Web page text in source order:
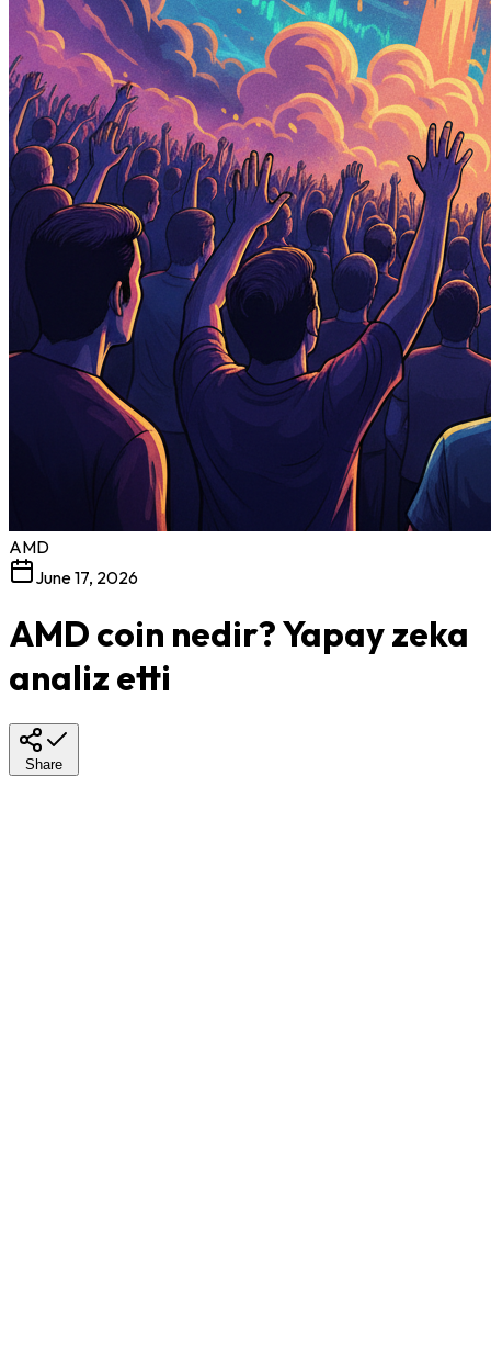
AMD
June 17, 2026
AMD coin nedir? Yapay zeka
analiz etti
Share